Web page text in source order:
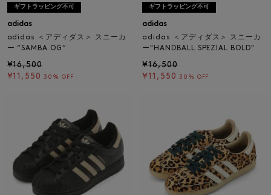
ギフトラッピング不可
adidas
adidas ＜アディダス＞ スニーカ
ー “SAMBA OG“
¥16,500
¥11,550 30% OFF
ギフトラッピング不可
adidas
adidas ＜アディダス＞ スニーカ
ー"HANDBALL SPEZIAL BOLD"
¥16,500
¥11,550 30% OFF